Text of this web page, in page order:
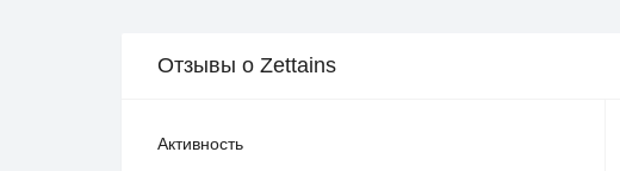
Отзывы о Zettains
Активность